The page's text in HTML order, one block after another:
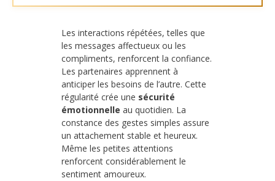
Les interactions répétées, telles que
les messages affectueux ou les
compliments, renforcent la confiance.
Les partenaires apprennent à
anticiper les besoins de l’autre. Cette
régularité crée une sécurité
émotionnelle au quotidien. La
constance des gestes simples assure
un attachement stable et heureux.
Même les petites attentions
renforcent considérablement le
sentiment amoureux.